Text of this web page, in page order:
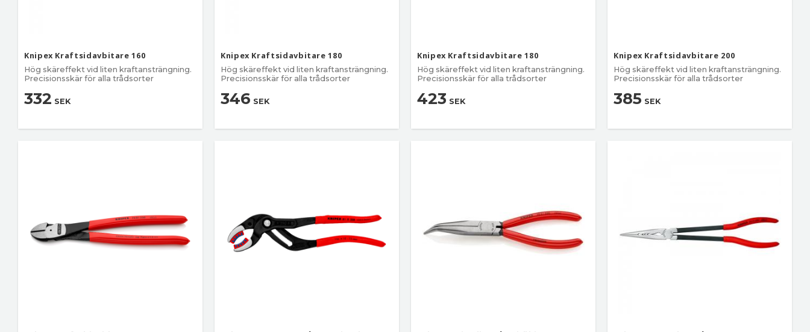
Knipex Kraftsidavbitare 160
Hög skäreffekt vid liten kraftansträngning.
Precisionsskär för alla trådsorter
332 SEK
Knipex Kraftsidavbitare 180
Hög skäreffekt vid liten kraftansträngning.
Precisionsskär för alla trådsorter
346 SEK
Knipex Kraftsidavbitare 180
Hög skäreffekt vid liten kraftansträngning.
Precisionsskär för alla trådsorter
423 SEK
Knipex Kraftsidavbitare 200
Hög skäreffekt vid liten kraftansträngning.
Precisionsskär för alla trådsorter
385 SEK